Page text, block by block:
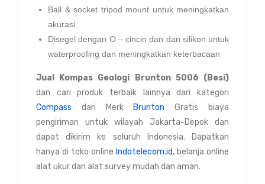
Ball & socket tripod mount untuk meningkatkan
akurasi
Disegel dengan O – cincin dan dan silikon untuk
waterproofing dan meningkatkan keterbacaan
Jual Kompas Geologi Brunton 5006 (Besi)
dan cari produk terbaik lainnya dari kategori
Compass dari Merk Brunton Gratis biaya
pengiriman untuk wilayah Jakarta-Depok dan
dapat dikirim ke seluruh Indonesia. Dapatkan
hanya di toko online Indotelecom.id, belanja online
alat ukur dan alat survey mudah dan aman.